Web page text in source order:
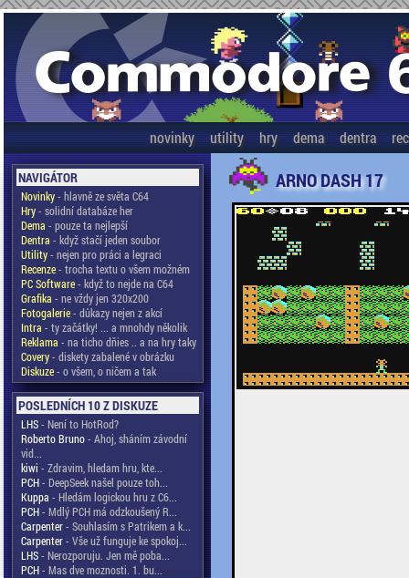
novinky utility hry dema dentra
NAVIGÁTOR
Novinky- hlavně ze světa C64
Hry- solidní databáze her
Dema - pouze ta nejlepší
Dentra - když stačí jeden soubor
Utility- nejen pro práci a legraci
Recenze- trocha textu o všem možném
PC Software- když to nejde na C64
Grafika - ne vždy jen 320x200
Fotogalerie- důkazy nejen z akcí
Intra - ty začátky! ... a mnohdy několik
Reklama - na ticho dňies .. a na hry taky
Covery- diskety zabalené v obrázku
Diskuze- o všem, o ničem a tak
POSLEDNÍCH 10 Z DISKUZE
LHS- Není to HotRod?
Roberto Bruno- Ahoj, sháním závodní
vid...
kiwi - Zdravim, hledam hru, kte...
PCH- DeepSeek našel pouze toh...
Kuppa - Hledám logickou hru z C6...
PCH- Mdlý PCH má odzkoušený R...
Carpenter- Souhlasím s Patrikem a k...
Carpenter- Vše už funguje ke spokoj...
LHS- Nerozporuju. Jen mě poba...
PCH- Mas dve moznosti. 1. bu...
ARNO DASH 17